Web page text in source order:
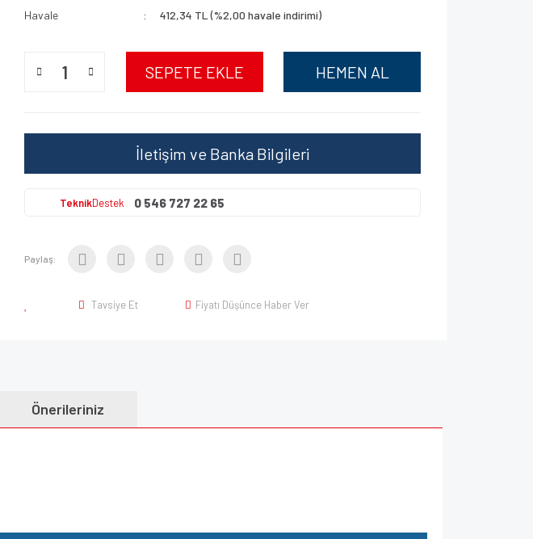
Havale
412,34 TL (%2,00 havale indirimi)
SEPETE EKLE HEMEN AL
İletişim ve Banka Bilgileri
TeknikDestek 0 546 727 22 65
Paylaş:
Tavsiye Et Fiyatı Düşünce Haber Ver
Önerileriniz